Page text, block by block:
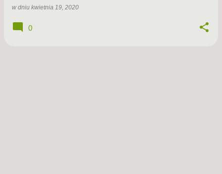
w dniu kwietnia 19, 2020
0